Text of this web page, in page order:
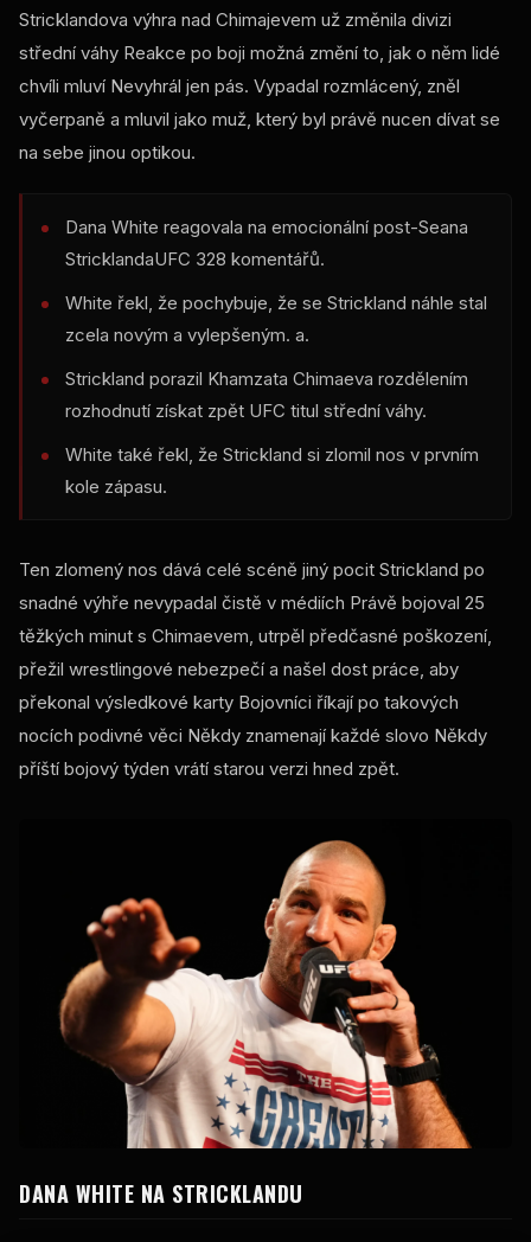
Stricklandova výhra nad Chimajevem už změnila divizi
střední váhy Reakce po boji možná změní to, jak o něm lidé
chvíli mluví Nevyhrál jen pás. Vypadal rozmlácený, zněl
vyčerpaně a mluvil jako muž, který byl právě nucen dívat se
na sebe jinou optikou.
Dana White reagovala na emocionální post-Seana
StricklandaUFC 328 komentářů.
White řekl, že pochybuje, že se Strickland náhle stal
zcela novým a vylepšeným. a.
Strickland porazil Khamzata Chimaeva rozdělením
rozhodnutí získat zpět UFC titul střední váhy.
White také řekl, že Strickland si zlomil nos v prvním
kole zápasu.
Ten zlomený nos dává celé scéně jiný pocit Strickland po
snadné výhře nevypadal čistě v médiích Právě bojoval 25
těžkých minut s Chimaevem, utrpěl předčasné poškození,
přežil wrestlingové nebezpečí a našel dost práce, aby
překonal výsledkové karty Bojovníci říkají po takových
nocích podivné věci Někdy znamenají každé slovo Někdy
příští bojový týden vrátí starou verzi hned zpět.
DANA WHITE NA STRICKLANDU